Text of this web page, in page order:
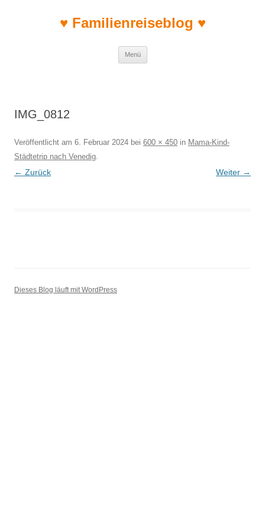
♥ Familienreiseblog ♥
Menü
IMG_0812
Veröffentlicht am 6. Februar 2024 bei 600 × 450 in Mama-Kind-
Städtetrip nach Venedig.
← Zurück Weiter →
Dieses Blog läuft mit WordPress